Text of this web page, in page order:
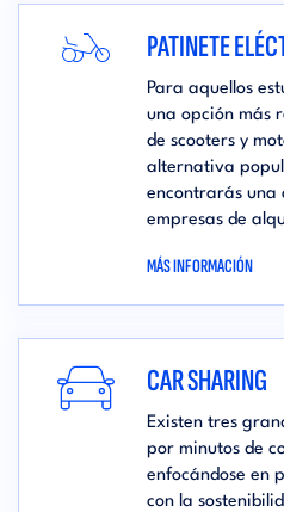
PATINETE
Para aquellos
una opción más
de scooters y
alternativa
encontrarás una
empresas de
MÁS INFORMACIÓN
CAR SHARING
Existen tres
por minutos de
enfocándose en
con la